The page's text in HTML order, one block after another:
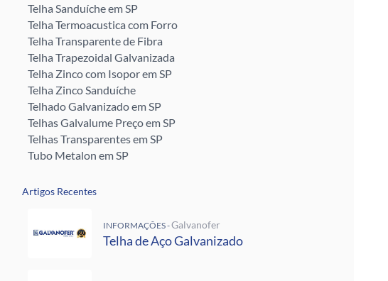
Telha Sanduíche em SP
Telha Termoacustica com Forro
Telha Transparente de Fibra
Telha Trapezoidal Galvanizada
Telha Zinco com Isopor em SP
Telha Zinco Sanduíche
Telhado Galvanizado em SP
Telhas Galvalume Preço em SP
Telhas Transparentes em SP
Tubo Metalon em SP
Perfil U Enrijecido
Pingadeira para Telhado
Rufo para Muro
Artigos Recentes
INFORMAÇÕES -Galvanofer
Telha de Aço Galvanizado